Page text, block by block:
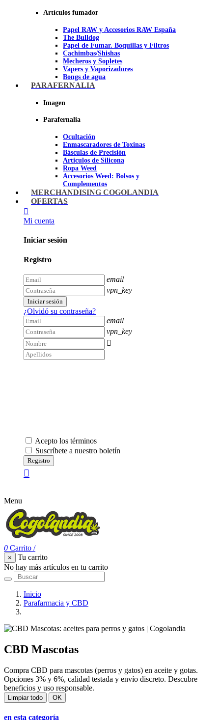
Artículos fumador
Papel RAW y Accesorios RAW España
The Bulldog
Papel de Fumar. Boquillas y Filtros
Cachimbas/Shishas
Mecheros y Sopletes
Vapers y Vaporizadores
Bongs de agua
Bandejas para liar
Ceniceros para Fumadores
Pipas BHO
Dabbers
Imagen
PARAFERNALIA
Imagen
Parafernalia
Ocultación
Enmascaradores de Toxinas
Básculas de Precisión
Articulos de Silicona
Ropa Weed
Accesorios Weed: Bolsos y
Complementos
Cannabuds
Inciensos
MERCHANDISING COGOLANDIA
OFERTAS
Mi cuenta
Iniciar sesión
Registro
email
vpn_key
Iniciar sesión
¿Olvidó su contraseña?
email
vpn_key

Acepto los términos
Suscríbete a nuestro boletín
Registro
Menu
0 Carrito /
×
Tu carrito
No hay más artículos en tu carrito
Inicio
Parafarmacia y CBD
CBD Mascotas
Compra CBD para mascotas (perros y gatos) en aceite y gotas.
Opciones 3% y 6%, calidad testada y envío discreto. Descubre
beneficios y uso responsable.
Limpiar todo OK
en esta categoría